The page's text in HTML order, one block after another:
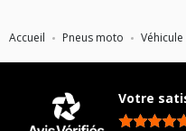
Accueil Pneus moto Véhicule
Votre